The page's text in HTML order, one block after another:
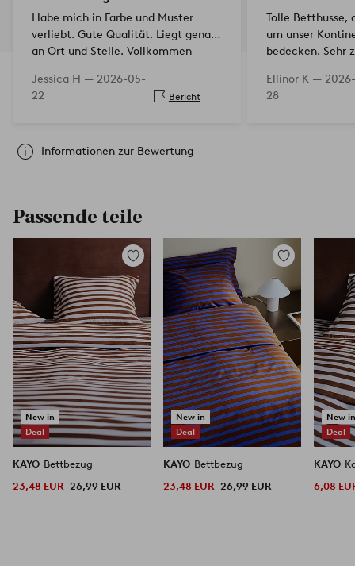
Habe mich in Farbe und Muster
verliebt. Gute Qualität. Liegt genau
an Ort und Stelle. Vollkommen
Jessica H — 2026-05-
22
Bericht
Tolle Betthusse,
um unser
bedecken. Sehr
Ellinor K —
28
Informationen zur Bewertung
Passende teile
New in
Deal
Zu
Favoriten
hinzufügen
KAYO Bettbezug
23,48 EUR 26,99 EUR
New in
Deal
Zu
hinzufügen
KAYO Bettbezug
23,48 EUR 26,99 EUR
New
Deal
KAYO
6,08